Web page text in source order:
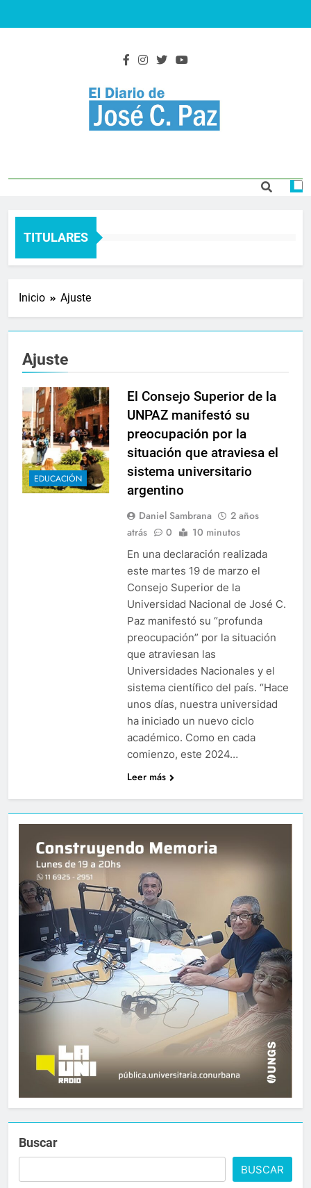
C. Paz
TITULARES
Inicio Ajuste
Ajuste
EDUCACIÓN
El Consejo Superior de la
UNPAZ manifestó su
preocupación por la
situación que atraviesa el
sistema universitario
argentino
Daniel Sambrana
2 años
atrás
0 10 minutos
En una declaración realizada
este martes 19 de marzo el
Consejo Superior de la
Universidad Nacional de José C.
Paz manifestó su “profunda
preocupación” por la situación
que atraviesan las
Universidades Nacionales y el
sistema científico del país. “Hace
unos días, nuestra universidad
ha iniciado un nuevo ciclo
académico. Como en cada
comienzo, este 2024…
Leer más
Buscar
BUSCAR